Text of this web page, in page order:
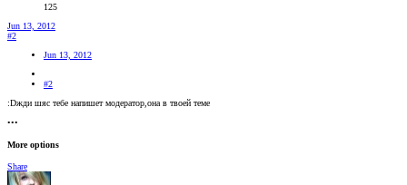
125
Jun 13, 2012
#2
Jun 13, 2012
#2
:Dжди шяс тебе напишет модератор,она в твоей теме
•••
More options
Share